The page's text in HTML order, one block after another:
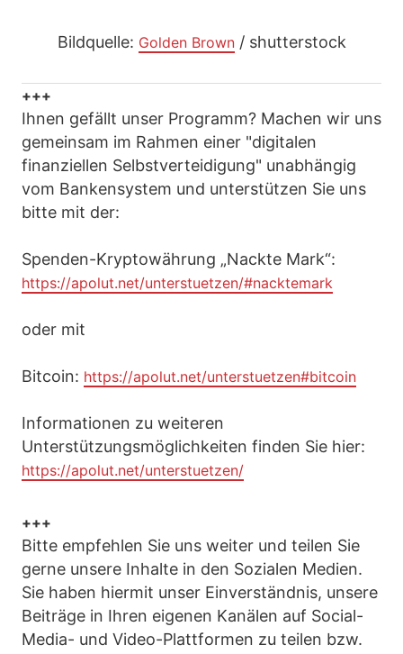
Bildquelle: Golden Brown/ shutterstock
+++
Ihnen gefällt unser Programm? Machen wir uns
gemeinsam im Rahmen einer "digitalen
finanziellen Selbstverteidigung" unabhängig
vom Bankensystem und unterstützen Sie uns
bitte mit der:
Spenden-Kryptowährung „Nackte Mark“:
https://apolut.net/unterstuetzen/#nacktemark
oder mit
Bitcoin: https://apolut.net/unterstuetzen#bitcoin
Informationen zu weiteren
Unterstützungsmöglichkeiten finden Sie hier:
https://apolut.net/unterstuetzen/
+++
Bitte empfehlen Sie uns weiter und teilen Sie
gerne unsere Inhalte in den Sozialen Medien.
Sie haben hiermit unser Einverständnis, unsere
Beiträge in Ihren eigenen Kanälen auf Social-
Media- und Video-Plattformen zu teilen bzw.